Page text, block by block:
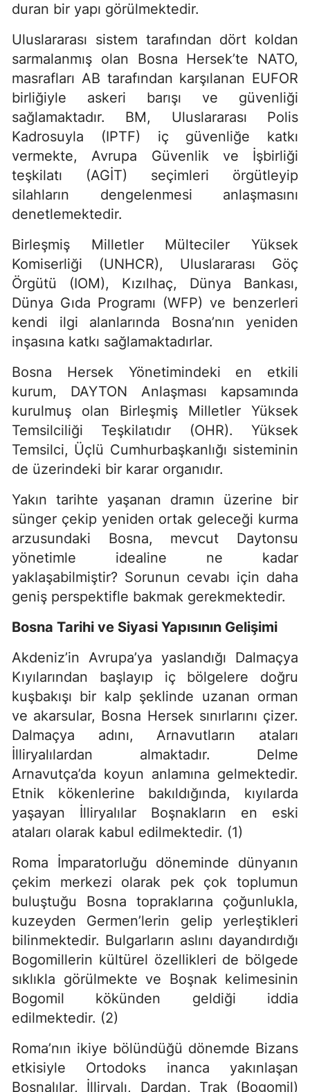
duran bir yapı görülmektedir.
Uluslararası sistem tarafından dört koldan
sarmalanmış olan Bosna Hersek’te NATO,
masrafları AB tarafından karşılanan EUFOR
birliğiyle askeri barışı ve güvenliği
sağlamaktadır. BM, Uluslararası Polis
Kadrosuyla (IPTF) iç güvenliğe katkı
vermekte, Avrupa Güvenlik ve İşbirliği
teşkilatı (AGİT) seçimleri örgütleyip
silahların dengelenmesi anlaşmasını
denetlemektedir.
Birleşmiş Milletler Mülteciler Yüksek
Komiserliği (UNHCR), Uluslararası Göç
Örgütü (IOM), Kızılhaç, Dünya Bankası,
Dünya Gıda Programı (WFP) ve benzerleri
kendi ilgi alanlarında Bosna’nın yeniden
inşasına katkı sağlamaktadırlar.
Bosna Hersek Yönetimindeki en etkili
kurum, DAYTON Anlaşması kapsamında
kurulmuş olan Birleşmiş Milletler Yüksek
Temsilciliği Teşkilatıdır (OHR). Yüksek
Temsilci, Üçlü Cumhurbaşkanlığı sisteminin
de üzerindeki bir karar organıdır.
Yakın tarihte yaşanan dramın üzerine bir
sünger çekip yeniden ortak geleceği kurma
arzusundaki Bosna, mevcut Daytonsu
yönetimle idealine ne kadar
yaklaşabilmiştir? Sorunun cevabı için daha
geniş perspektifle bakmak gerekmektedir.
Bosna Tarihi ve Siyasi Yapısının Gelişimi
Akdeniz’in Avrupa’ya yaslandığı Dalmaçya
Kıyılarından başlayıp iç bölgelere doğru
kuşbakışı bir kalp şeklinde uzanan orman
ve akarsular, Bosna Hersek sınırlarını çizer.
Dalmaçya adını, Arnavutların ataları
İlliryalılardan almaktadır. Delme
Arnavutça’da koyun anlamına gelmektedir.
Etnik kökenlerine bakıldığında, kıyılarda
yaşayan İlliryalılar Boşnakların en eski
ataları olarak kabul edilmektedir. (1)
Roma İmparatorluğu döneminde dünyanın
çekim merkezi olarak pek çok toplumun
buluştuğu Bosna topraklarına çoğunlukla,
kuzeyden Germen’lerin gelip yerleştikleri
bilinmektedir. Bulgarların aslını dayandırdığı
Bogomillerin kültürel özellikleri de bölgede
sıklıkla görülmekte ve Boşnak kelimesinin
Bogomil kökünden geldiği iddia
edilmektedir. (2)
Roma’nın ikiye bölündüğü dönemde Bizans
etkisiyle Ortodoks inanca yakınlaşan
Bosnalılar, İlliryalı, Dardan, Trak (Bogomil)